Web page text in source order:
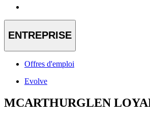
ENTREPRISE
Offres d'emploi
Evolve
MCARTHURGLEN